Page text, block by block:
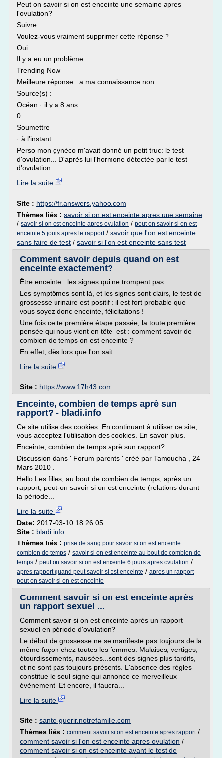
Peut on savoir si on est enceinte une semaine apres
l'ovulation?
Suivre
Voulez-vous vraiment supprimer cette réponse ?
Oui
Il y a eu un problème.
Trending Now
Meilleure réponse: a ma connaissance non.
Source(s) :
Océan · il y a 8 ans
0
Soumettre
· à l'instant
Perso mon gynéco m'avait donné un petit truc: le test
d'ovulation... D'après lui l'hormone détectée par le test
d'ovulation...
Lire la suite
Site : https://fr.answers.yahoo.com
Thèmes liés : savoir si on est enceinte apres une semaine
/ savoir si on est enceinte apres ovulation / peut on savoir si on est
enceinte 5 jours apres le rapport/ savoir que l'on est enceinte
sans faire de test / savoir si l'on est enceinte sans test
Comment savoir depuis quand on est
enceinte exactement?
Être enceinte : les signes qui ne trompent pas
Les symptômes sont là, et les signes sont clairs, le test de
grossesse urinaire est positif : il est fort probable que
vous soyez donc enceinte, félicitations !
Une fois cette première étape passée, la toute première
pensée qui nous vient en tête est : comment savoir de
combien de temps on est enceinte ?
En effet, dès lors que l'on sait...
Lire la suite
Site : https://www.17h43.com
Enceinte, combien de temps aprè sun
rapport? - bladi.info
Ce site utilise des cookies. En continuant à utiliser ce site,
vous acceptez l'utilisation des cookies. En savoir plus.
Enceinte, combien de temps aprè sun rapport?
Discussion dans ' Forum parents ' créé par Tamoucha , 24
Mars 2010 .
Hello Les filles, au bout de combien de temps, après un
rapport, peut-on savoir si on est enceinte (relations durant
la période...
Lire la suite
Date: 2017-03-10 18:26:05
Site : bladi.info
Thèmes liés : prise de sang pour savoir si on est enceinte
combien de temps / savoir si on est enceinte au bout de combien de
temps / peut on savoir si on est enceinte 6 jours apres ovulation /
apres rapport quand peut savoir si est enceinte / apres un rapport
peut on savoir si on est enceinte
Comment savoir si on est enceinte après
un rapport sexuel ...
Comment savoir si on est enceinte après un rapport
sexuel en période d'ovulation?
Le début de grossesse ne se manifeste pas toujours de la
même façon chez toutes les femmes. Malaises, vertiges,
étourdissements, nausées...sont des signes plus tardifs,
et ne sont pas toujours présents. L'absence des règles
constitue le seul signe qui annonce ce merveilleux
évènement. Et encore, il faudra...
Lire la suite
Site : sante-guerir.notrefamille.com
Thèmes liés : comment savoir si on est enceinte apres rapport/
comment savoir si l'on est enceinte apres ovulation /
comment savoir si on est enceinte avant le test de